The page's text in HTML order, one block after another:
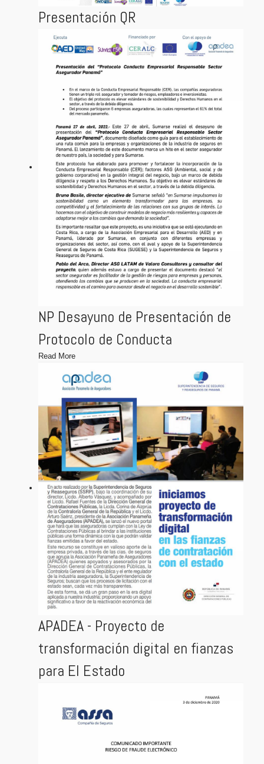
Presentación QR
NP Desayuno de Presentación de
Protocolo de Conducta
Read More
APADEA - Proyecto de
transformación digital en fianzas
para El Estado